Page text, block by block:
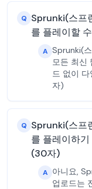
Q Sprunki(스프
를 플레이할
A Sprunki(
모든 최신
드 없이
자)
Q Sprunki(스프
를 플레이하
(30자)
A 아니요,
업로드는